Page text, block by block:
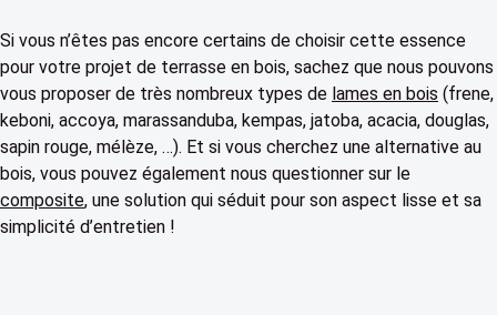
Si vous n’êtes pas encore certains de choisir cette essence
pour votre projet de terrasse en bois, sachez que nous pouvons
vous proposer de très nombreux types de lames en bois (frene,
keboni, accoya, marassanduba, kempas, jatoba, acacia, douglas,
sapin rouge, mélèze, …). Et si vous cherchez une alternative au
bois, vous pouvez également nous questionner sur le
composite, une solution qui séduit pour son aspect lisse et sa
simplicité d’entretien !